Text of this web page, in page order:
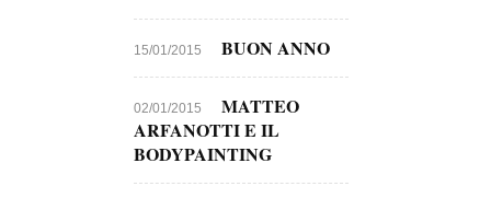
15/01/2015 BUON ANNO
02/01/2015
MATTEO
ARFANOTTI E IL
BODYPAINTING